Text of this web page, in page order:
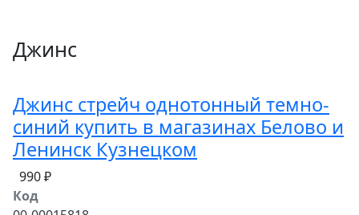
Джинс
Джинс стрейч однотонный темно-
синий купить в магазинах Белово и
Ленинск Кузнецком
990 ₽
Код